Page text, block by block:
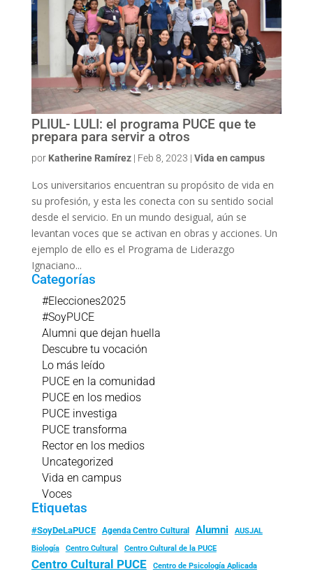
PLIUL- LULI: el programa PUCE que te
prepara para servir a otros
por Katherine Ramírez| Feb 8, 2023 | Vida en campus
Los universitarios encuentran su propósito de vida en
su profesión, y esta les conecta con su sentido social
desde el servicio. En un mundo desigual, aún se
levantan voces que se activan en obras y acciones. Un
ejemplo de ello es el Programa de Liderazgo
Ignaciano...
Categorías
#Elecciones2025
#SoyPUCE
Alumni que dejan huella
Descubre tu vocación
Lo más leído
PUCE en la comunidad
PUCE en los medios
PUCE investiga
PUCE transforma
Rector en los medios
Uncategorized
Vida en campus
Voces
Etiquetas
#SoyDeLaPUCE Agenda Centro Cultural Alumni
AUSJAL
Biología
Centro Cultural Centro Cultural de la PUCE
Centro Cultural PUCE Centro de Psicología Aplicada